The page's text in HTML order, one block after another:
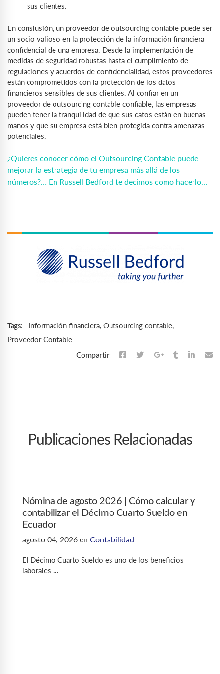
sus clientes.
En conslusión, un proveedor de outsourcing contable puede ser
un socio valioso en la protección de la información financiera
confidencial de una empresa. Desde la implementación de
medidas de seguridad robustas hasta el cumplimiento de
regulaciones y acuerdos de confidencialidad, estos proveedores
están comprometidos con la protección de los datos
financieros sensibles de sus clientes. Al confiar en un
proveedor de outsourcing contable confiable, las empresas
pueden tener la tranquilidad de que sus datos están en buenas
manos y que su empresa está bien protegida contra amenazas
potenciales.
¿Quieres conocer cómo el Outsourcing Contable puede
mejorar la estrategia de tu empresa más allá de los
números?… En Russell Bedford te decimos como hacerlo…
Tags: Información financiera, Outsourcing contable,
Proveedor Contable
Compartir:
Publicaciones Relacionadas
Nómina de agosto 2026 | Cómo calcular y
contabilizar el Décimo Cuarto Sueldo en
Ecuador
agosto 04, 2026 en Contabilidad
El Décimo Cuarto Sueldo es uno de los beneficios
laborales …